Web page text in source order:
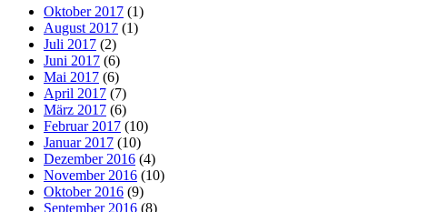
Oktober 2017 (1)
August 2017 (1)
Juli 2017 (2)
Juni 2017 (6)
Mai 2017 (6)
April 2017 (7)
März 2017 (6)
Februar 2017 (10)
Januar 2017 (10)
Dezember 2016 (4)
November 2016 (10)
Oktober 2016 (9)
September 2016 (8)